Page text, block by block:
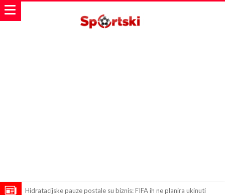
Hidratacijske pauze postale su biznis: FIFA ih ne planira ukinuti